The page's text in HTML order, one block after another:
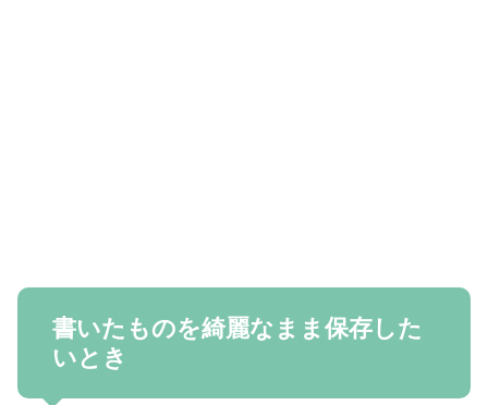
書いたものを綺麗なまま保存した
いとき